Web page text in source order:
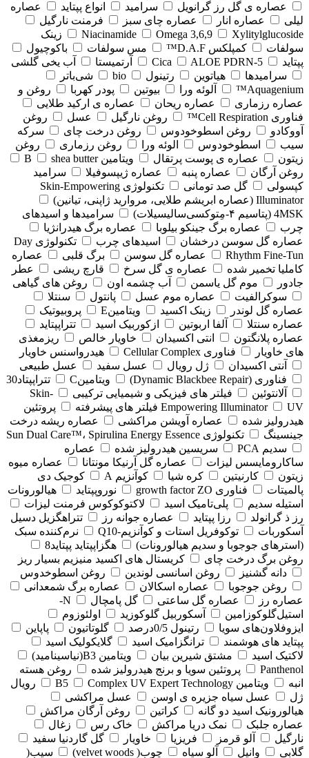
عصاره ی گل رز گرانویل
سرامید انواع پپتاید
عصاره
لیلی
عصاره انار عصاره چای سبز
فرمنت نارگیل
Niacinamide
Omega 3,6,9 Xylitylglucoside
زینک
سولفات
کمپلکس D.A.F™ مس سولفات
باکوچیول
پپتاید
5-Cica
ALOE PDRN آرتمیستا
آب یخی گلشی
سرامیدها
هیاتوین رتینول bio
شی‌باتر
Aquagenium™
آلوئه ورا بیوتین پودر کهربا
روغن و
عصاره رزماری
عصاره ریحان
عصاره ی ارکید طلایی
فناوری Cell Respiration™
روغن نارگیل عسل
روغن
آووکادو
روغن اسطوخودوس روغن درخت چای
سرکه
سیب
اسطوخودوس الوئه ورا روغن رزماری
روغن
زیتون
عصاره ی پوست پرتقال ویتامین Bshea butter
روغن آرگان
عصاره پنبه عصاره ژیپسوفیلا
سرامید
کپسولی
گل صد تومانی
تکنولوژی Skin-Empowering
Illuminator (عصاره ابریشم طلایی، مروارید ژاپنی، تیانین)
4MSK (پتاسیم ۴‑مِتوکسی‌سالیسیلات)
سرامیدها و اسیدهای
چرب
عصاره برگ جینکو بیلوبا
عصاره برگ هیدرانژیا
عصاره گل سوسن درخشان
اسیدهای چرب
تکنولوژی Day
Rhythm Fine‑Tun
عصاره گل سوسن برگ قلبی
عصاره
کاملیا تخمیر شده
عصاره ی گل سرخ قارچ ریشی
عطر
جادور
موم گل یاسمن آب چشمه اون
روغن های گیاهی
سوکرالفیت
عصاره موم عسل پانتول
سنتلا
عصاره گل لوندر
زینک اکسید ویتامینE
پروبیوتیک
عصاره سنتلا
آلفا اربوتین ازکوربیک اسید
تتراپپتاید
عصاره پلانگتون
انتی اکسیدان خاویار خالص
ریزمغذی
های خاویار
فناوری Cellular Complex
هیدرواسنس خاویار
آنتی اکسیدان
ژل رویال عسل سفید
عسل طبیعی
فناوری (‏Dynamic Blackbee Repair)
ویتامینC
تتراپپتاد30
آلانتوئین
فیلتر های فیزیکی و شیمیایی ترکیبی
Skin-
Empowering Illuminator
UV فیلتر های پیشرفته
پروتئین
هیدرولیز شده
عصاره آویشن مراکشی
عصاره ریشه درخت
جینسینگ
تکنولوژی Sun Dual Care™، Spirulina Energy Essence
سدیم PCA
سریسین هیدرولیز شده
عصاره
ساکارومایسس لیزات
عصاره گل آرنیکا مونتانا
عصاره میوه
زیتون
کارنیتین کره شیا کوآنزیم A
کوجیک دی
پالمیتات
فناوری growth factor ZO نوروپپتاید
هیالورونات
استیله سدیم
پلی‌تامیک اسید
لاکتوکوکوس فرمنت لیزات
رز ذ گرانولد
رزا پپتاید عصاره جوانه رز
تتراهگزیل دسیل
آسکوربات
توکوفریل استات و کوآنزیم-Q10
نرم‌کننده سبک
(استرهای جوجوبا و سدیم هیالورونات)
هگزاپپتاید پپتاید8
روغن برگ درخت چای
کریستال های اکسید منیزیم بسیار ریز
دانه گشنیز
روغن اسانسی لوندین
روغن اسطوخدوس
روغن جوجوبا
عصاره اسکالان
عصاره برگ شمعدانی
عصاره رز
عصاره گل ساعتی گل پامچال
N-
استیل‌گلوکوزامین
آسکوربیل گلوکوزید
اولئوزوم
ایزوفلاون‌های سویا
رتینول 0/5درصد گلوتاتیون
پاپاین
پپتاید های هوشمند
ترانگزامیک اسید
گلایکولیک اسید
لاکتیک اسید
مشتق شیرین بیان
ویتامین B3(نیاسینامید)
Panthenol
پروتئین سویا و برنج هیدرولیز شده
روغن هسته
انبه
ویتامین B5 Complex UV Expert Technology
رویال
ژل
عسل سیاه جزیره ی اوسن
عسل مراکشی
هیالورونیک اسید دو گانه
کراتین
روغن آرگان مراکش
عصاره جلبک
نمک دریا مراکش خاک رس
زغال
نارگیل
آلو قرمز فریزیا خاویار
گل گاردنیا سفید
گلابی
وانیل آلو سیاه چوب( velvet woods) سیب(